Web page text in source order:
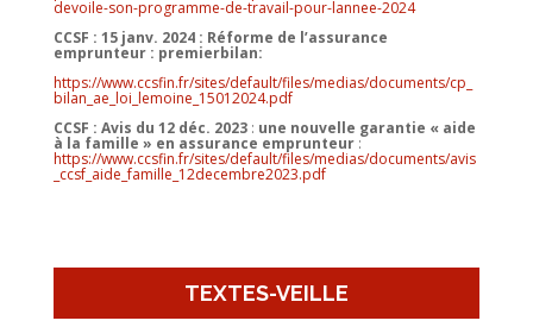
devoile-son-programme-de-travail-pour-lannee-2024
CCSF : 15 janv. 2024 : Réforme de l’assurance
emprunteur : premierbilan:
https://www.ccsfin.fr/sites/default/files/medias/documents/cp_
bilan_ae_loi_lemoine_15012024.pdf
CCSF : Avis du 12 déc. 2023: une nouvelle garantie « aide
à la famille » en assurance emprunteur:
https://www.ccsfin.fr/sites/default/files/medias/documents/avis
_ccsf_aide_famille_12decembre2023.pdf
TEXTES-VEILLE